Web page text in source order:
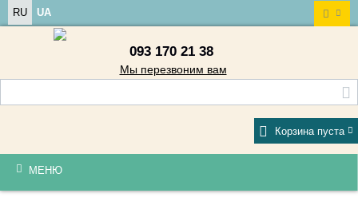
RU UA
093 170 21 38
Мы перезвоним вам
Корзина пуста
МЕНЮ